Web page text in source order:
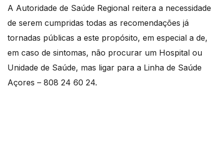
A Autoridade de Saúde Regional reitera a necessidade
de serem cumpridas todas as recomendações já
tornadas públicas a este propósito, em especial a de,
em caso de sintomas, não procurar um Hospital ou
Unidade de Saúde, mas ligar para a Linha de Saúde
Açores – 808 24 60 24.